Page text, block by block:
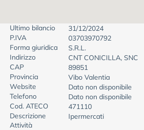
Ultimo bilancio
31/12/2024
P.IVA
03703970792
Forma giuridica
S.R.L.
Indirizzo
CNT CONICILLA, SNC
CAP
89851
Provincia
Vibo Valentia
Website
Dato non disponibile
Telefono
Dato non disponibile
Cod. ATECO
471110
Descrizione
Attività
Ipermercati